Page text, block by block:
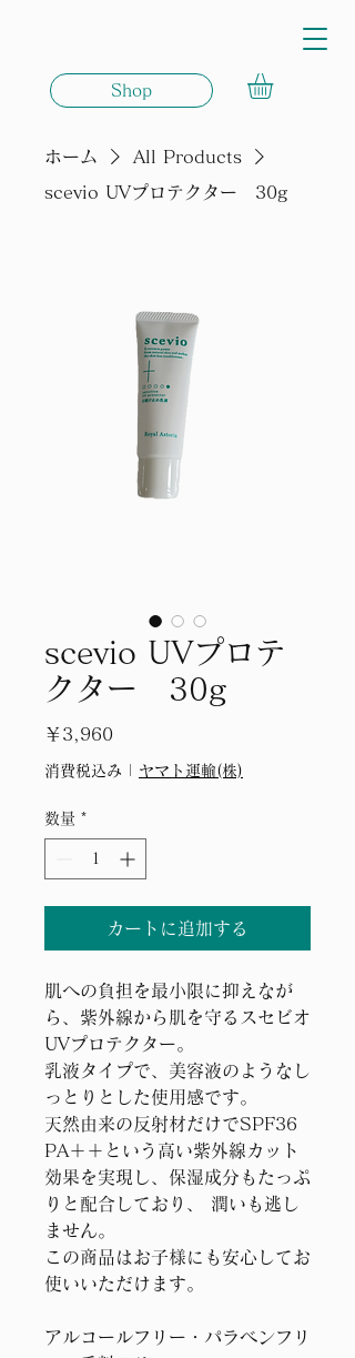
Shop
ホーム
All Products
scevio UVプロテクター 30g
scevio UVプロテ
クター 30g
￥3,960
格
消費税込み ヤマト運輸(株)
数量 *
カートに追加する
肌への負担を最小限に抑えなが
ら、紫外線から肌を守るスセビオ
UVプロテクター。
乳液タイプで、美容液のようなし
っとりとした使用感です。
天然由来の反射材だけでSPF36
PA＋＋という高い紫外線カット
効果を実現し、保湿成分もたっぷ
りと配合しており、 潤いも逃し
ません。
この商品はお子様にも安心してお
使いいただけます。
アルコールフリー・パラベンフリ